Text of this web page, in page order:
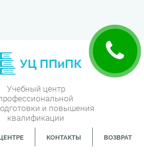
Учебный центр
и повышения
квалификации
КОНТАКТЫ ВОЗВРАТ